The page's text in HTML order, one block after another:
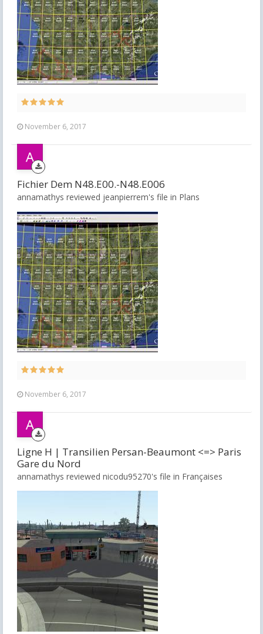
November 6, 2017
Fichier Dem N48.E00.-N48.E006
annamathys reviewed jeanpierrem's file in Plans
November 6, 2017
Ligne H | Transilien Persan-Beaumont <=> Paris
Gare du Nord
annamathys reviewed nicodu95270's file in Françaises